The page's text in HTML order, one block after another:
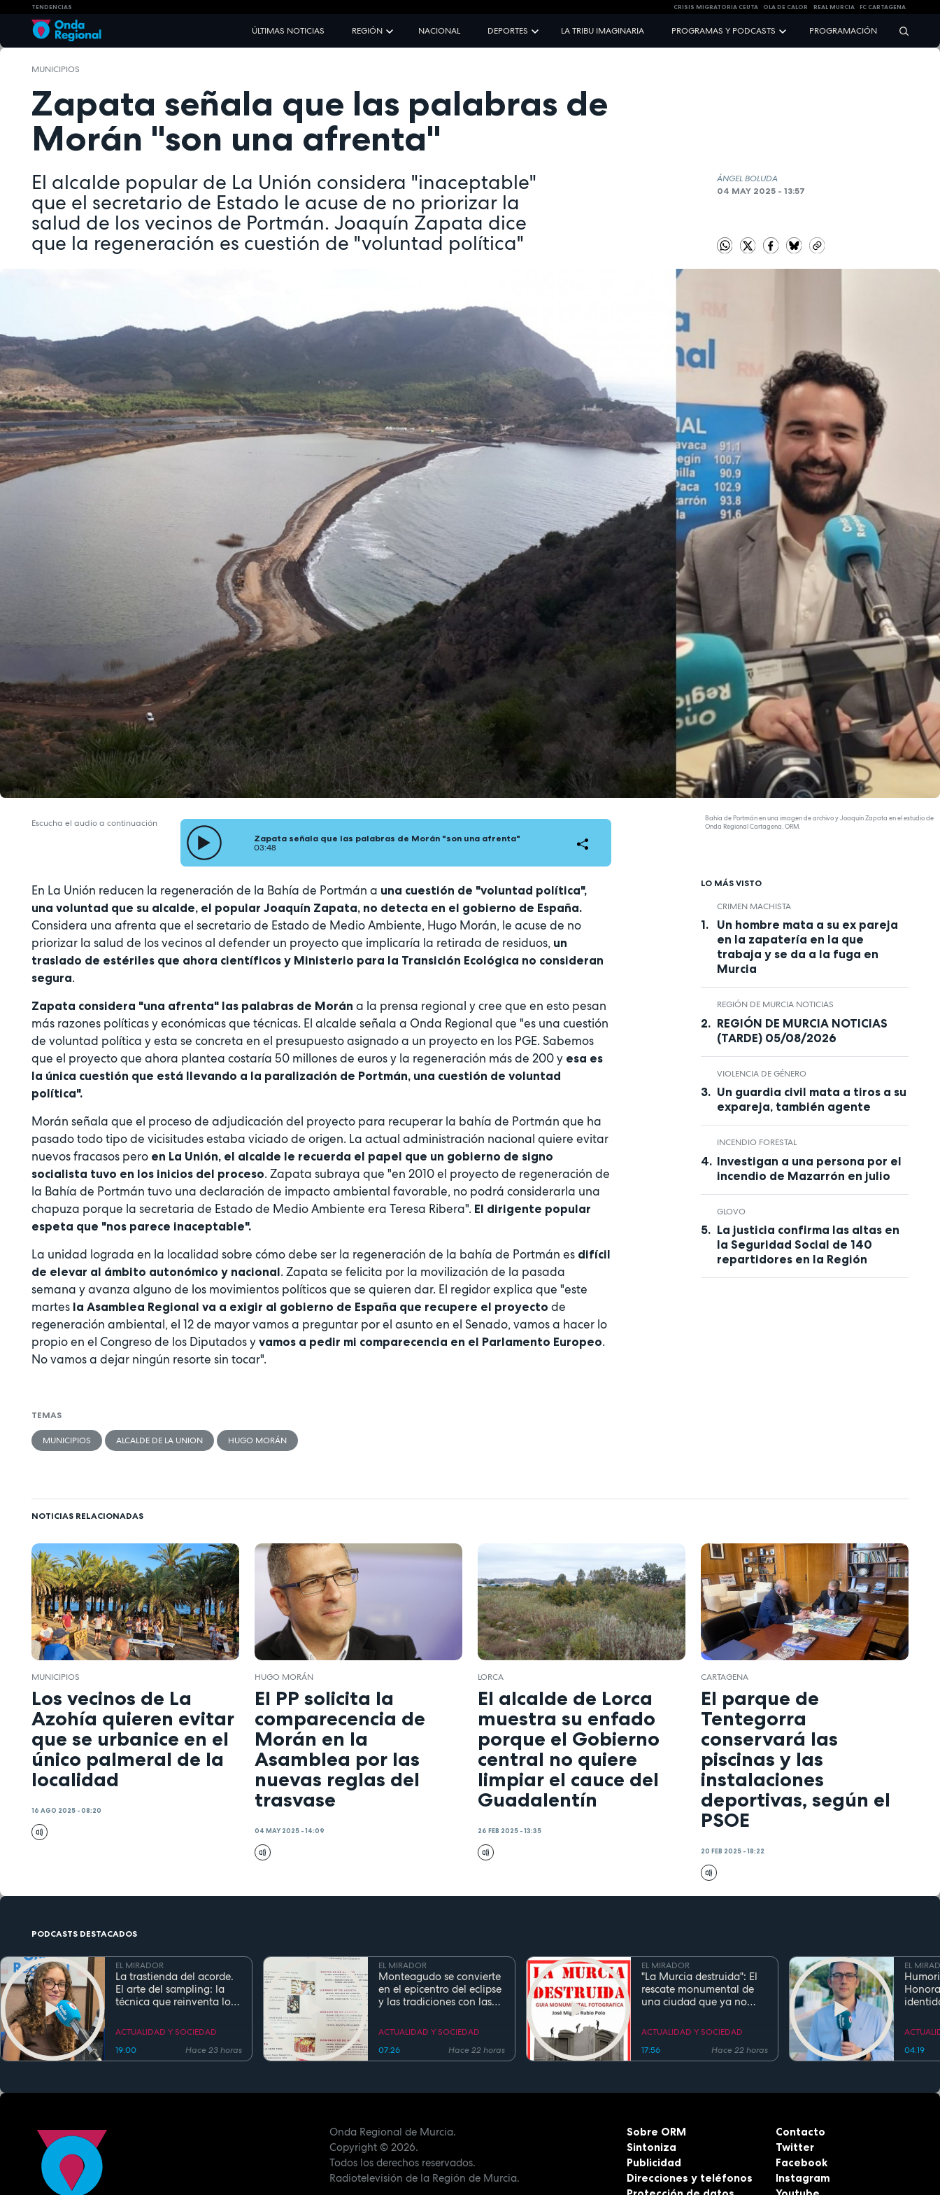
TENDENCIAS CRISIS MIGRATORIA CEUTA OLA DE CALOR REAL MURCIA FC CARTAGENA
ÚLTIMAS NOTICIAS REGIÓN NACIONAL DEPORTES LA TRIBU IMAGINARIA PROGRAMAS Y PODCASTS PROGRAMACIÓN
MUNICIPIOS
Zapata señala que las palabras de
Morán "son una afrenta"
El alcalde popular de La Unión considera "inaceptable"
que el secretario de Estado le acuse de no priorizar la
salud de los vecinos de Portmán. Joaquín Zapata dice
que la regeneración es cuestión de "voluntad política"
ÁNGEL BOLUDA
04 MAY 2025 - 13:57
Bahía de Portmán en una imagen de archivo y Joaquín Zapata en el estudio de
Onda Regional Cartagena. ORM.
Escucha el audio a continuación
Zapata señala que las palabras de Morán "son una afrenta"
03:48
En La Unión reducen la regeneración de la Bahía de Portmán a una cuestión de "voluntad política",
una voluntad que su alcalde, el popular Joaquín Zapata, no detecta en el gobierno de España.
Considera una afrenta que el secretario de Estado de Medio Ambiente, Hugo Morán, le acuse de no
priorizar la salud de los vecinos al defender un proyecto que implicaría la retirada de residuos, un
traslado de estériles que ahora científicos y Ministerio para la Transición Ecológica no consideran
segura.
Zapata considera "una afrenta" las palabras de Morán a la prensa regional y cree que en esto pesan
más razones políticas y económicas que técnicas. El alcalde señala a Onda Regional que "es una cuestión
de voluntad política y esta se concreta en el presupuesto asignado a un proyecto en los PGE. Sabemos
que el proyecto que ahora plantea costaría 50 millones de euros y la regeneración más de 200 y esa es
la única cuestión que está llevando a la paralización de Portmán, una cuestión de voluntad
política".
Morán señala que el proceso de adjudicación del proyecto para recuperar la bahía de Portmán que ha
pasado todo tipo de vicisitudes estaba viciado de origen. La actual administración nacional quiere evitar
nuevos fracasos pero en La Unión, el alcalde le recuerda el papel que un gobierno de signo
socialista tuvo en los inicios del proceso. Zapata subraya que "en 2010 el proyecto de regeneración de
la Bahía de Portmán tuvo una declaración de impacto ambiental favorable, no podrá considerarla una
chapuza porque la secretaria de Estado de Medio Ambiente era Teresa Ribera". El dirigente popular
espeta que "nos parece inaceptable".
La unidad lograda en la localidad sobre cómo debe ser la regeneración de la bahía de Portmán es difícil
de elevar al ámbito autonómico y nacional. Zapata se felicita por la movilización de la pasada
semana y avanza alguno de los movimientos políticos que se quieren dar. El regidor explica que "este
martes la Asamblea Regional va a exigir al gobierno de España que recupere el proyecto de
regeneración ambiental, el 12 de mayor vamos a preguntar por el asunto en el Senado, vamos a hacer lo
propio en el Congreso de los Diputados y vamos a pedir mi comparecencia en el Parlamento Europeo.
No vamos a dejar ningún resorte sin tocar".
TEMAS
MUNICIPIOS ALCALDE DE LA UNION HUGO MORÁN
LO MÁS VISTO
CRIMEN MACHISTA
Un hombre mata a su ex pareja
en la zapatería en la que
trabaja y se da a la fuga en
Murcia
REGIÓN DE MURCIA NOTICIAS
REGIÓN DE MURCIA NOTICIAS
(TARDE) 05/08/2026
VIOLENCIA DE GÉNERO
Un guardia civil mata a tiros a su
expareja, también agente
INCENDIO FORESTAL
Investigan a una persona por el
incendio de Mazarrón en julio
GLOVO
La justicia confirma las altas en
la Seguridad Social de 140
repartidores en la Región
NOTICIAS RELACIONADAS
MUNICIPIOS
Los vecinos de La
Azohía quieren evitar
que se urbanice en el
único palmeral de la
localidad
16 AGO 2025 - 08:20
HUGO MORÁN
El PP solicita la
comparecencia de
Morán en la
Asamblea por las
nuevas reglas del
trasvase
04 MAY 2025 - 14:09
LORCA
El alcalde de Lorca
muestra su enfado
porque el Gobierno
central no quiere
limpiar el cauce del
Guadalentín
26 FEB 2025 - 13:35
CARTAGENA
El parque de
Tentegorra
conservará las
piscinas y las
instalaciones
deportivas, según el
PSOE
20 FEB 2025 - 18:22
PODCASTS DESTACADOS
EL MIRADOR
La trastienda del acorde.
El arte del sampling: la
técnica que reinventa los
actual
ACTUALIDAD Y SOCIEDAD
19:00
Hace 23 horas
EL MIRADOR
Monteagudo se convierte
en el epicentro del eclipse
y las tradiciones con las
ACTUALIDAD Y SOCIEDAD
07:26
Hace 22 horas
EL MIRADOR
"La Murcia destruida": El
rescate monumental de
una ciudad que ya no
ACTUALIDAD Y SOCIEDAD
17:56
Hace 22 horas
EL
Cierva
04:19
Onda Regional de Murcia.
Copyright© 2026.
Todos los derechos reservados.
Radiotelevisión de la Región de Murcia.
Sobre ORM
Sintoniza
Publicidad
Direcciones y teléfonos
Contacto
Twitter
Facebook
Instagram